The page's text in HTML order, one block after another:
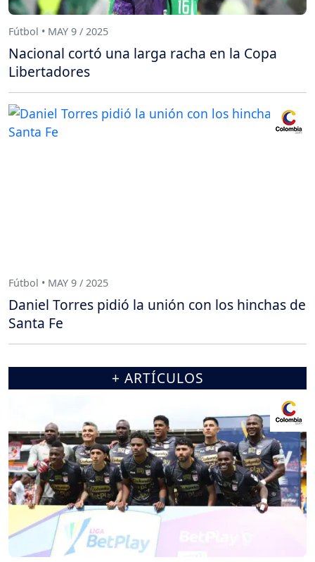
Fútbol • MAY 9 / 2025
Nacional cortó una larga racha en la Copa
Libertadores
Fútbol • MAY 9 / 2025
Daniel Torres pidió la unión con los hinchas de
Santa Fe
+ ARTÍCULOS